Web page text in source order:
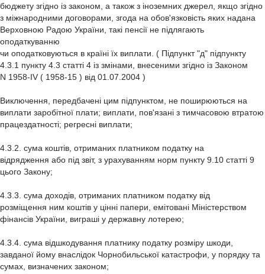
бюджету згідно із законом, а також з іноземних джерел, якщо згідно
з міжнародними договорами, згода на обов'язковість яких надана
Верховною Радою України, такі пенсії не підлягають
оподаткуванню
чи оподатковуються в країні їх виплати. ( Підпункт "д" підпункту
4.3.1 пункту 4.3 статті 4 із змінами, внесеними згідно із Законом
N 1958-IV ( 1958-15 ) від 01.07.2004 )
Виключення, передбачені цим підпунктом, не поширюються на
виплати заробітної плати; виплати, пов'язані з тимчасовою втратою
працездатності; регресні виплати;
4.3.2. сума коштів, отриманих платником податку на
відрядження або під звіт, з урахуванням норм пункту 9.10 статті 9
цього Закону;
4.3.3. сума доходів, отриманих платником податку від
розміщення ним коштів у цінні папери, емітовані Міністерством
фінансів України, виграші у державну лотерею;
4.3.4. сума відшкодування платнику податку розміру шкоди,
завданої йому внаслідок Чорнобильської катастрофи, у порядку та
сумах, визначених законом;